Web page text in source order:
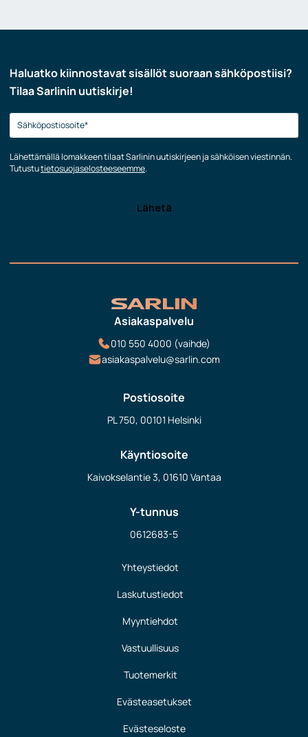
Haluatko kiinnostavat sisällöt suoraan sähköpostiisi?
Tilaa Sarlinin uutiskirje!
Lähettämällä lomakkeen tilaat Sarlinin uutiskirjeen ja sähköisen viestinnän.
Tutustutietosuojaselosteeseemme.
Asiakaspalvelu
010 550 4000 (vaihde)
asiakaspalvelu@sarlin.com
Postiosoite
PL 750, 00101 Helsinki
Käyntiosoite
Kaivokselantie 3, 01610 Vantaa
Y-tunnus
0612683-5
Yhteystiedot
Laskutustiedot
Myyntiehdot
Vastuullisuus
Tuotemerkit
Evästeasetukset
Evästeseloste